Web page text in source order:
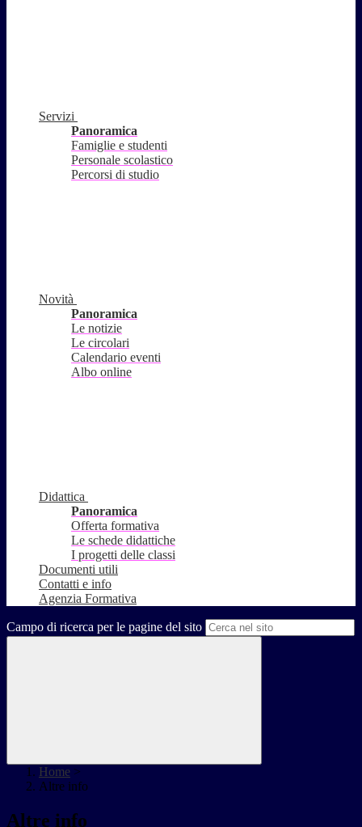
Servizi
Panoramica
Famiglie e studenti
Personale scolastico
Percorsi di studio
Novità
Panoramica
Le notizie
Le circolari
Calendario eventi
Albo online
Didattica
Panoramica
Offerta formativa
Le schede didattiche
I progetti delle classi
Documenti utili
Contatti e info
Agenzia Formativa
Campo di ricerca per le pagine del sito
Home >
Altre info
Altre info